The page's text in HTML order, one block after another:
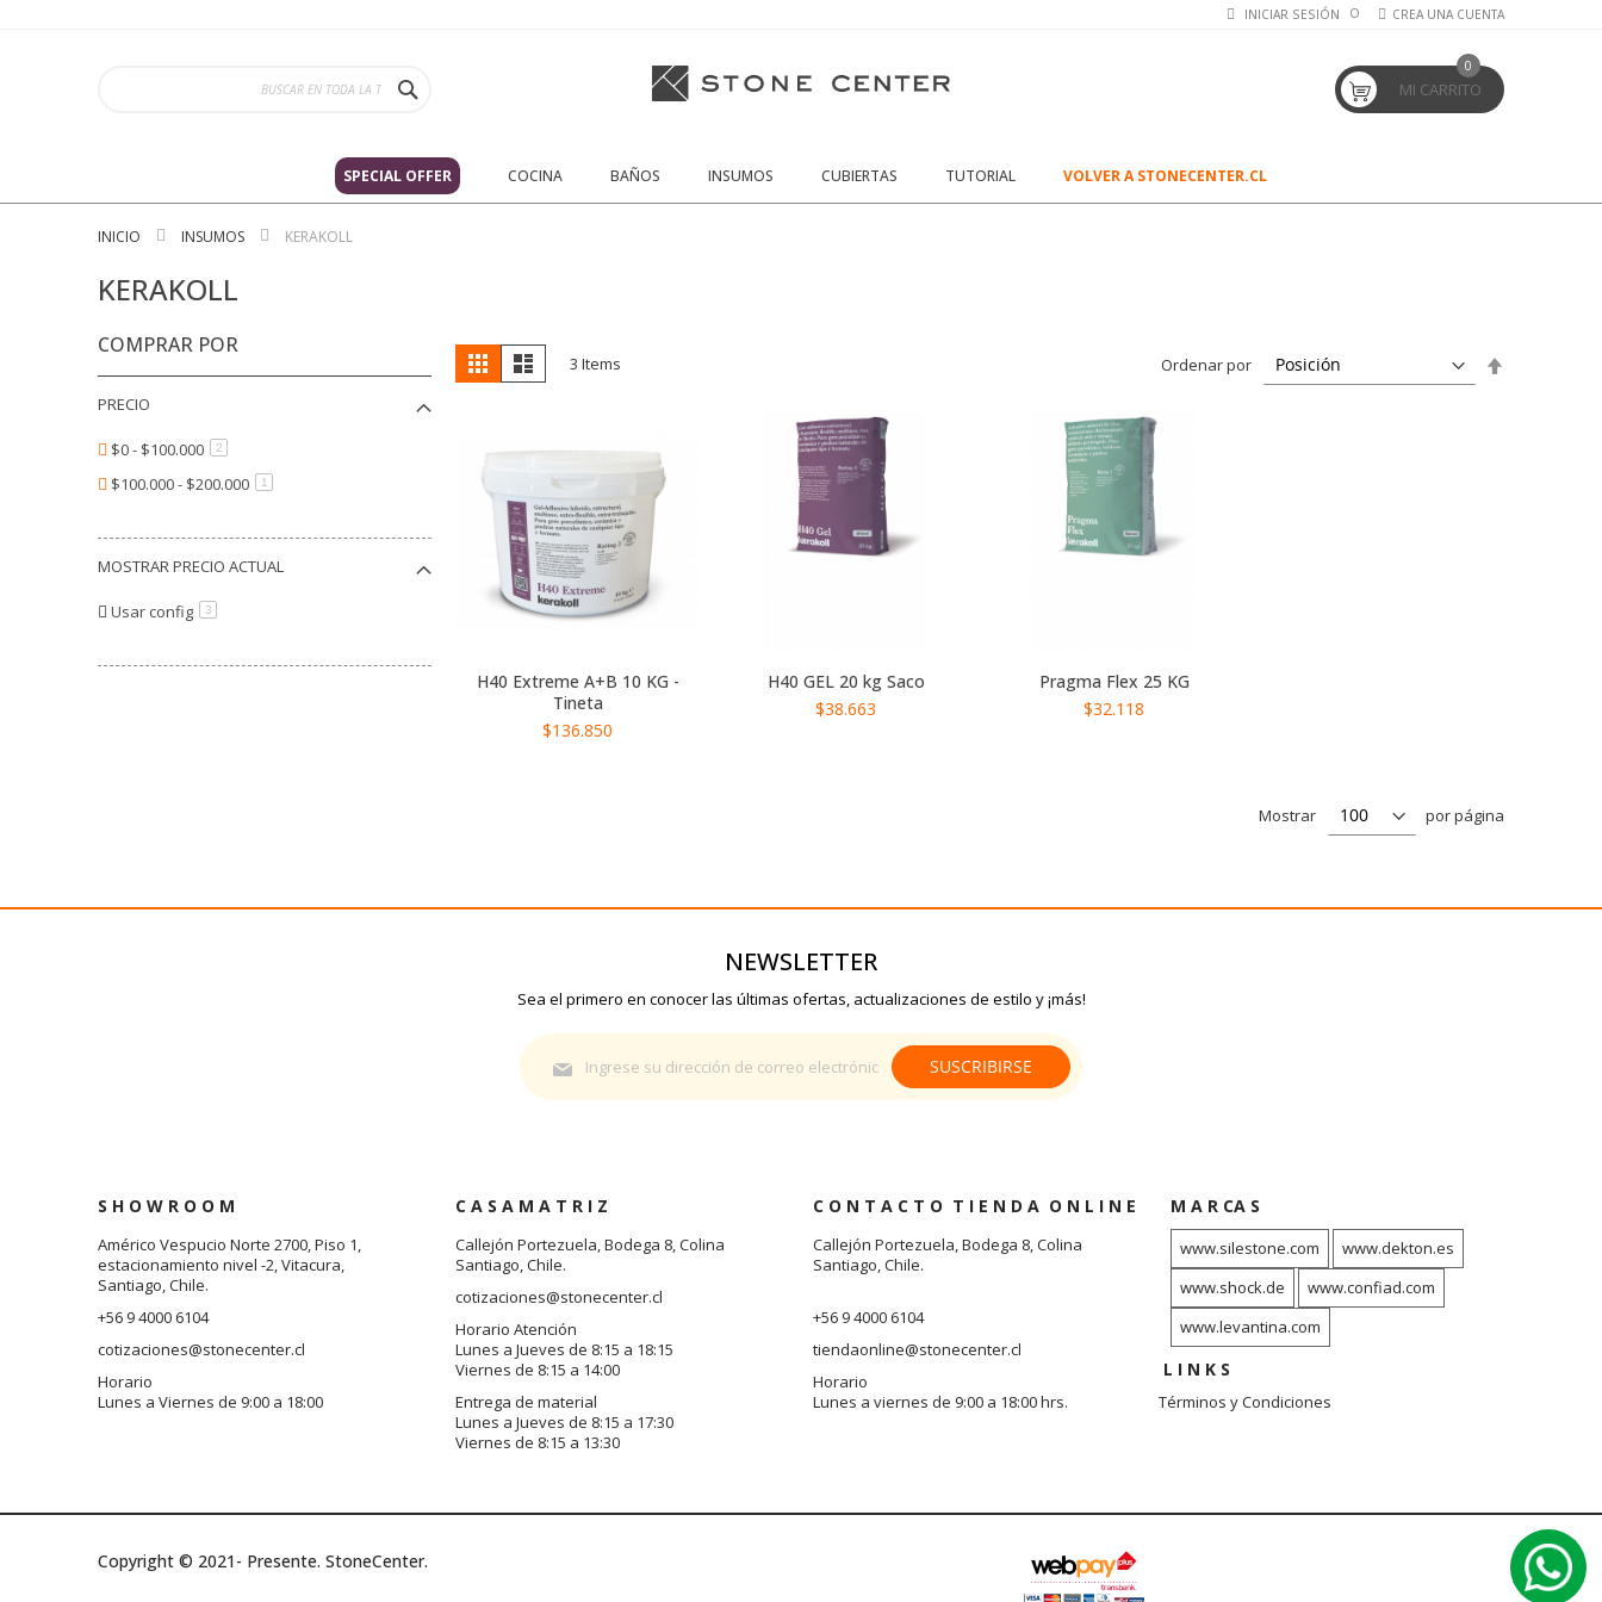
INICIAR SESIÓN CREA UNA CUENTA
COCINA
LAVAPLATOS
ACCESORIOS
BAÑOS
CUBIERTA LAVAMANOS
CUBIERTAS
CONFIAD
DECORACIÓN HOGAR
MI CARRITO
0
SPECIAL OFFER COCINA BAÑOS INSUMOS CUBIERTAS TUTORIAL VOLVER A STONECENTER.CL
INICIO INSUMOS KERAKOLL
KERAKOLL
Ver
como
Cuadrícula
Lista 3 Items Ordenar por
H40 Extreme A+B 10 KG -
Tineta
$136.850
H40 GEL 20 kg Saco
$38.663
Pragma Flex 25 KG
$32.118
Mostrar por página
COMPRAR POR
PRECIO
$0 - $100.000 2artículo
$100.000 - $200.000 1
MOSTRAR PRECIO ACTUAL
Usar config 3artículo
NEWSLETTER
Sea el primero en conocer las últimas ofertas, actualizaciones de estilo y ¡más!
al
SUSCRIBIRSE
S H O W R O O M
Américo Vespucio Norte 2700, Piso 1,
estacionamiento nivel -2, Vitacura,
Santiago, Chile.
+56 9 4000 6104
cotizaciones@stonecenter.cl
Horario
Lunes a Viernes de 9:00 a 18:00
C A S A M A T R I Z
Callejón Portezuela, Bodega 8, Colina
Santiago, Chile.
cotizaciones@stonecenter.cl
Horario Atención
Lunes a Jueves de 8:15 a 18:15
Viernes de 8:15 a 14:00
Entrega de material
Lunes a Jueves de 8:15 a 17:30
Viernes de 8:15 a 13:30
C O N T A C T O T I E N D A O N L I N E
Callejón Portezuela, Bodega 8, Colina
Santiago, Chile.
+56 9 4000 6104
tiendaonline@stonecenter.cl
Horario
Lunes a viernes de 9:00 a 18:00 hrs.
M A R CA S
www.silestone.com
www.dekton.es
www.shock.de
www.confiad.com
www.levantina.com
L I N K S
Términos y Condiciones
Copyright © 2021- Presente. StoneCenter.